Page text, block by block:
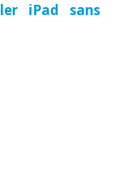
iPad sans